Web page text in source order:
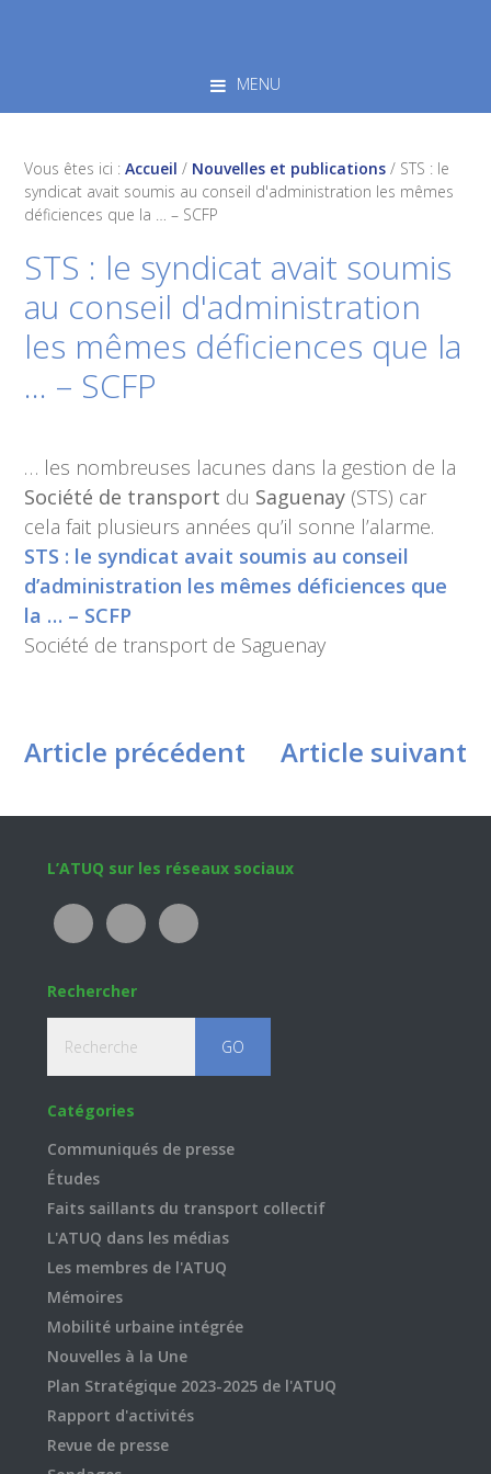
MENU
Vous êtes ici :Accueil / Nouvelles et publications / STS : le
syndicat avait soumis au conseil d'administration les mêmes
déficiences que la … – SCFP
STS : le syndicat avait soumis
au conseil d'administration
les mêmes déficiences que la
… – SCFP
… les nombreuses lacunes dans la gestion de la
Société de transport du Saguenay (STS) car
cela fait plusieurs années qu’il sonne l’alarme.
STS : le syndicat avait soumis au conseil
d’administration les mêmes déficiences que
la … – SCFP
Société de transport de Saguenay
Article précédent Article suivant
Footer
L’ATUQ sur les réseaux sociaux
Rechercher
Catégories
Communiqués de presse
Études
Faits saillants du transport collectif
L'ATUQ dans les médias
Les membres de l'ATUQ
Mémoires
Mobilité urbaine intégrée
Nouvelles à la Une
Plan Stratégique 2023-2025 de l'ATUQ
Rapport d'activités
Revue de presse